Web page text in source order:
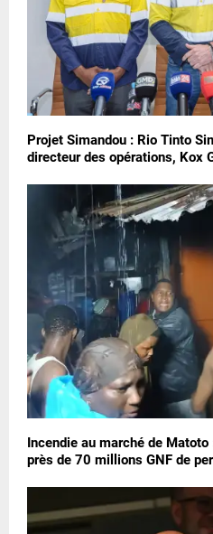
Projet Simandou : Rio Tinto
directeur des opérations, Kox
Incendie au marché de
près de 70 millions GNF de